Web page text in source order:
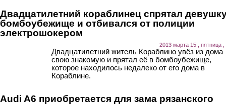
Двадцатилетний кораблинец спрятал
бомбоубежище и отбивался от полиции
электрошокером
2013 марта 15 , пятница ,
Двадцатилетний житель Кораблино увёз из дома
свою знакомую и прятал её в бомбоубежище,
которое находилось недалеко от его дома в
Кораблине.
Audi A6 приобретается для зама рязанского